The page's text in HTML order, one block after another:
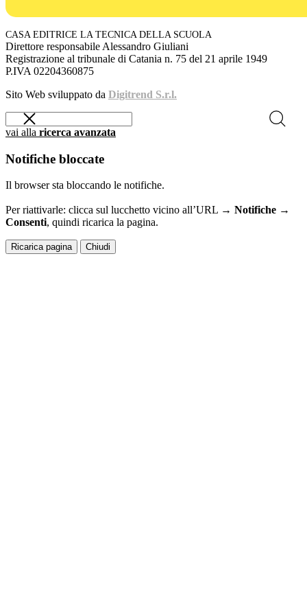
CASA EDITRICE LA TECNICA DELLA SCUOLA
Direttore responsabile Alessandro Giuliani
Registrazione al tribunale di Catania n. 75 del 21 aprile 1949
P.IVA 02204360875
Sito Web sviluppato da Digitrend S.r.l.
vai alla ricerca avanzata
Notifiche bloccate
Il browser sta bloccando le notifiche.
Per riattivarle: clicca sul lucchetto vicino all’URL → Notifiche →
Consenti, quindi ricarica la pagina.
Ricarica pagina Chiudi